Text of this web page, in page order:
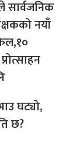
सार्वजनिक
नयाँ
घट्यो,
छ?